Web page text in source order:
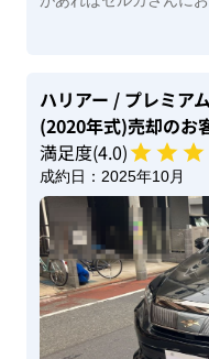
ハリアー / プレミア
(2020年式)売却のお
満足度(4.0)
成約日： 2025年10月